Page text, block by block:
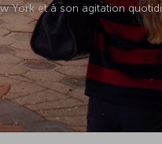
York et à son agitation